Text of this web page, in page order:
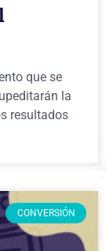
que se
la
resultados
CONVERSIÓN